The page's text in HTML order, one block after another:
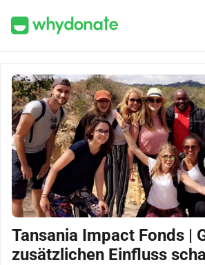
Tansania Impact Fonds |
zusätzlichen Einfluss